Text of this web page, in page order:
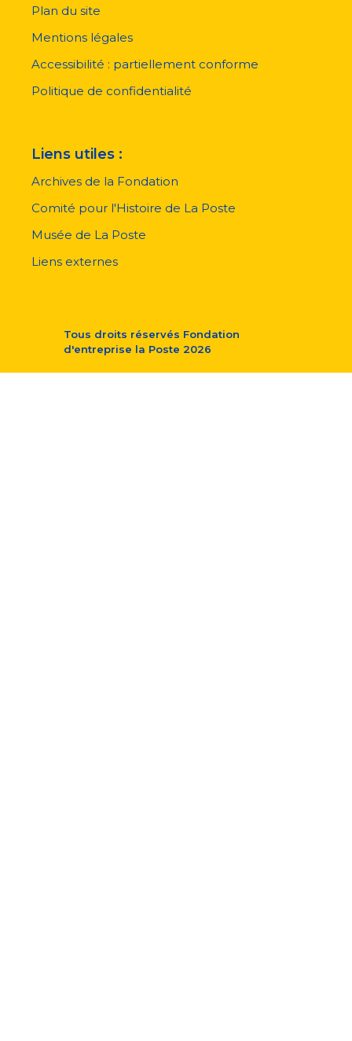
pied
page
Plan du site
Mentions légales
Accessibilité : partiellement conforme
Politique de confidentialité
Liens utiles :
Archives de la Fondation
Comité pour l'Histoire de La Poste
Musée de La Poste
Liens externes
Tous droits réservés Fondation
d'entreprise la Poste 2026